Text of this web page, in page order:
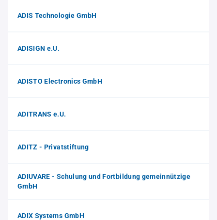
ADIS Technologie GmbH
ADISIGN e.U.
ADISTO Electronics GmbH
ADITRANS e.U.
ADITZ - Privatstiftung
ADIUVARE - Schulung und Fortbildung gemeinnützige
GmbH
ADIX Systems GmbH